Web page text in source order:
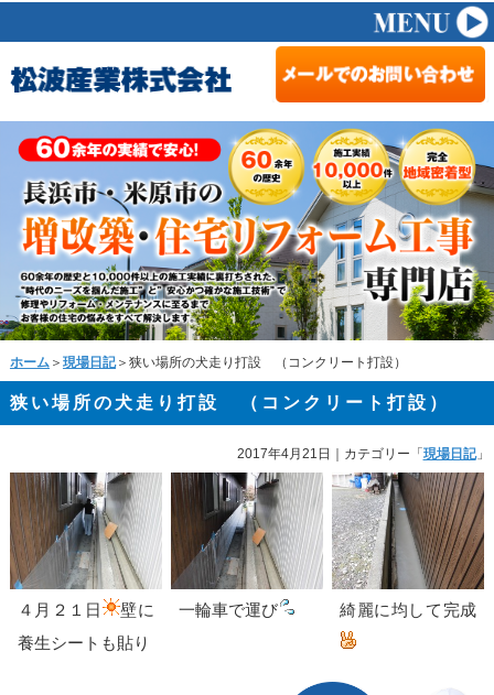
ホーム ＞ 現場日記＞狭い場所の犬走り打設 （コンクリート打設）
狭い場所の犬走り打設 （コンクリート打設）
2017年4月21日 ｜カテゴリー「 現場日記」
４月２１日
壁に
養生シートも貼り
一輪車で運び 綺麗に均して完成